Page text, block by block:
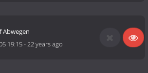
Abwegen
19:15-22 years ago